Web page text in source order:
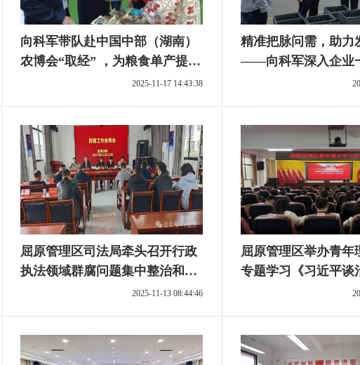
向科军带队赴中国中部（湖南）
农博会“取经” ，为粮食单产提升
2025-11-17 14:43:38
精准把脉问需，助力
——向科军深入企业
展“万名干部联万企”
屈原管理区司法局牵头召开行政
执法领域群腐问题集中整治和群
众身边具体实事会商会2025-11-13 08:44:46
屈原管理区举办青年
专题学习《习近平谈